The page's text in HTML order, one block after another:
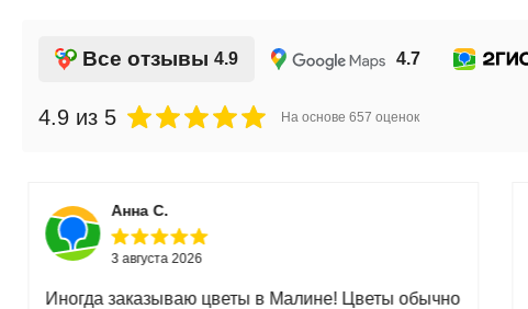
Все отзывы 4.9 4.7
4.9 из 5 На основе 657 оценок
Анна С.
3 августа 2026
Иногда заказываю цветы в Малине! Цветы обычно